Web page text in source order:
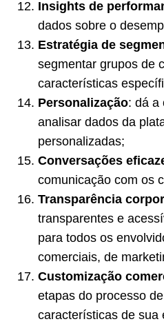
Insights de
dados sobre o
Estratégia de
segmentar grupos de
características
Personalização: dá a
analisar dados da
personalizadas;
Conversações
comunicação com os
Transparência
transparentes e
para todos os
comerciais, de
Customização
etapas do processo
características de sua